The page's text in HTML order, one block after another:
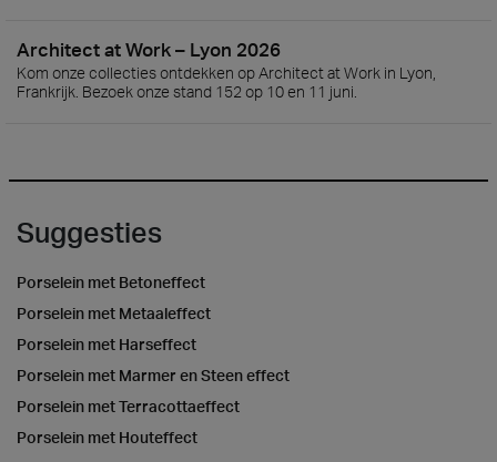
Architect at Work – Lyon 2026
Kom onze collecties ontdekken op Architect at Work in Lyon,
Frankrijk. Bezoek onze stand 152 op 10 en 11 juni.
Suggesties
Porselein met Betoneffect
Porselein met Metaaleffect
Porselein met Harseffect
Porselein met Marmer en Steen effect
Porselein met Terracottaeffect
Porselein met Houteffect